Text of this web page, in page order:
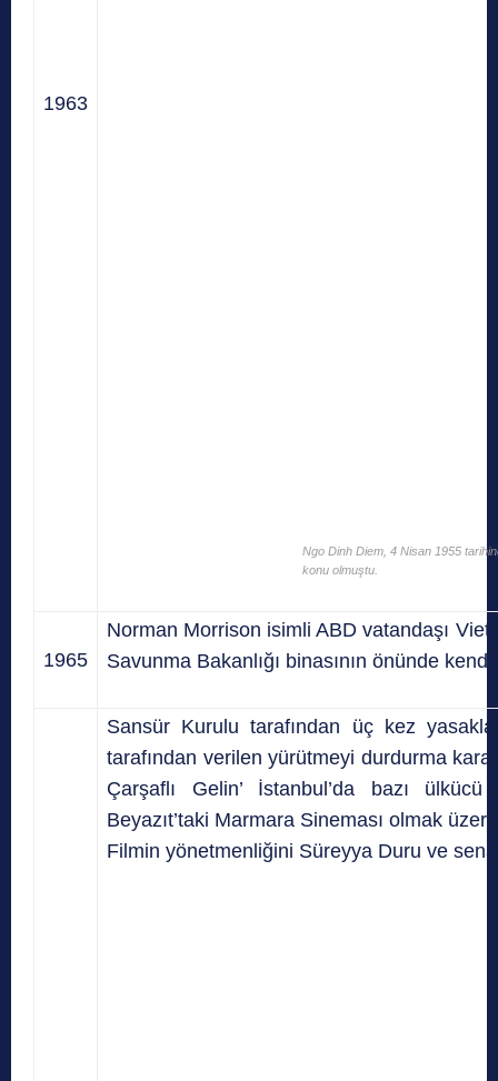
1963
Ngo Dinh Diem, 4 Nisan 1955
konu olmuştu.
1965
Norman Morrison isimli ABD vatandaşı
Savunma Bakanlığı binasının önünde
Sansür Kurulu tarafından üç kez
tarafından verilen yürütmeyi durdurma
Çarşaflı Gelin’ İstanbul’da bazı
Beyazıt’taki Marmara Sineması olmak
Filmin yönetmenliğini Süreyya Duru ve